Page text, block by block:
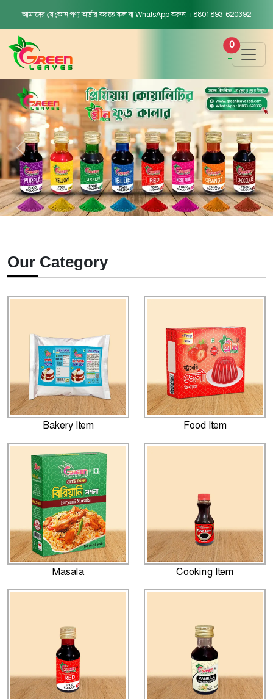
আমাদের যে কোন পণ্য অর্ডার করতে কল বা WhatsApp করুন: +8801893-620392
0
Our Category
Bakery Item Food Item
Masala Cooking Item